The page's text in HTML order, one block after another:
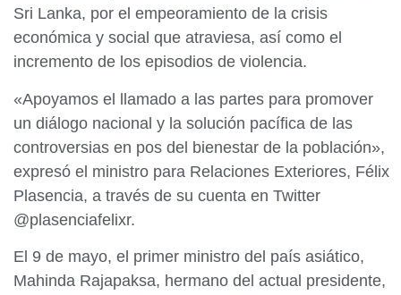
Sri Lanka, por el empeoramiento de la crisis
económica y social que atraviesa, así como el
incremento de los episodios de violencia.
«Apoyamos el llamado a las partes para promover
un diálogo nacional y la solución pacífica de las
controversias en pos del bienestar de la población»,
expresó el ministro para Relaciones Exteriores, Félix
Plasencia, a través de su cuenta en Twitter
@plasenciafelixr.
El 9 de mayo, el primer ministro del país asiático,
Mahinda Rajapaksa, hermano del actual presidente,